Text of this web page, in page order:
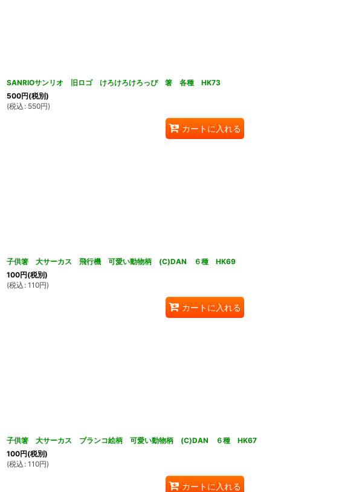
SANRIOサンリオ 旧ロゴ けろけろけろっぴ 箸 各種 HK73
500円(税別)
(税込 : 550円)
カートに入れる
子供箸 大サーカス 飛行機 可愛い動物柄 (C)DAN ６種 HK69
100円(税別)
(税込 : 110円)
カートに入れる
子供箸 大サーカス ブランコ絵柄 可愛い動物柄 (C)DAN ６種 HK67
100円(税別)
(税込 : 110円)
カートに入れる